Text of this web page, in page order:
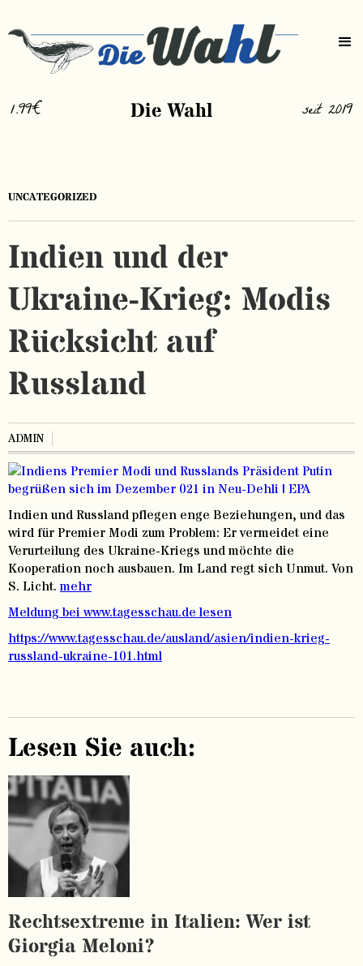
1.99€ Die Wahl seit 2019
UNCATEGORIZED
Indien und der
Ukraine-Krieg: Modis
Rücksicht auf
Russland
ADMIN
Indien und Russland pflegen enge Beziehungen, und das
wird für Premier Modi zum Problem: Er vermeidet eine
Verurteilung des Ukraine-Kriegs und möchte die
Kooperation noch ausbauen. Im Land regt sich Unmut. Von
S. Licht. mehr
Meldung bei www.tagesschau.de lesen
https://www.tagesschau.de/ausland/asien/indien-krieg-
russland-ukraine-101.html
Lesen Sie auch:
Rechtsextreme in Italien: Wer ist
Giorgia Meloni?